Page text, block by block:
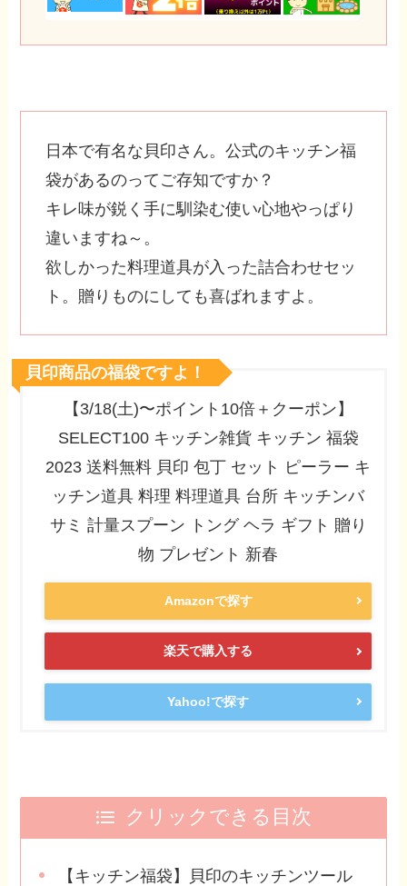
日本で有名な貝印さん。公式のキッチン福
袋があるのってご存知ですか？
キレ味が鋭く手に馴染む使い心地やっぱり
違いますね～。
欲しかった料理道具が入った詰合わせセッ
ト。贈りものにしても喜ばれますよ。
【3/18(土)〜ポイント10倍＋クーポン】
SELECT100 キッチン雑貨 キッチン 福袋
2023 送料無料 貝印 包丁 セット ピーラー キ
ッチン道具 料理 料理道具 台所 キッチンバ
サミ 計量スプーン トング ヘラ ギフト 贈り
物 プレゼント 新春
Amazonで探す
楽天で購入する
Yahoo!で探す
貝印商品の福袋ですよ！
クリックできる目次
【キッチン福袋】貝印のキッチンツール